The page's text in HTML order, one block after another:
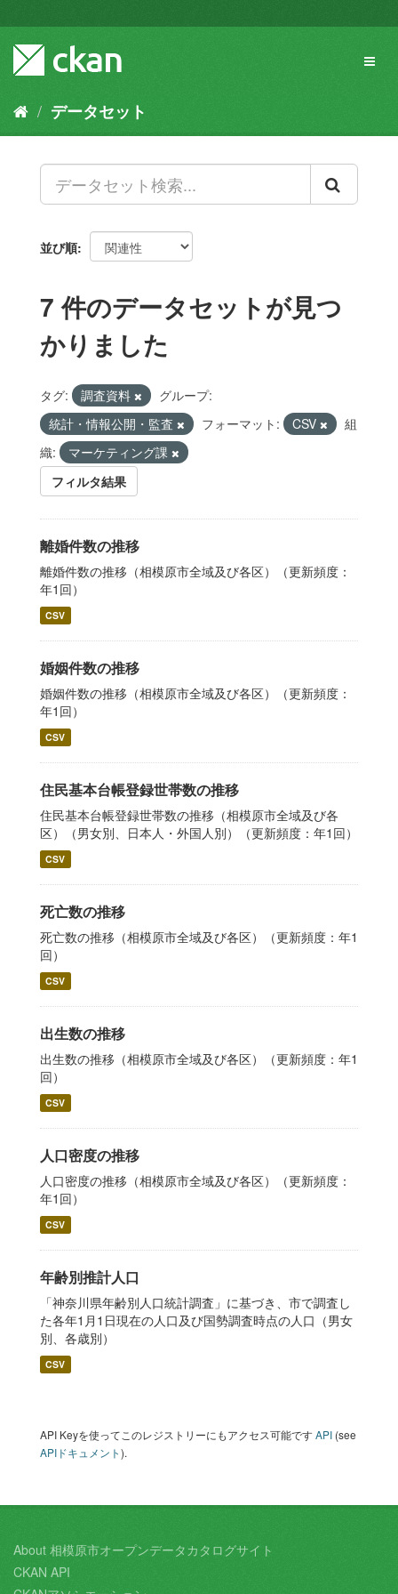
キ
容
データセット
並び順
7 件のデータセットが見つ
かりました
タグ: 調査資料
グループ:
統計・情報公開・監査
フォーマット: CSV
組
織:
マーケティング課
フィルタ結果
離婚件数の推移
離婚件数の推移（相模原市全域及び各区）（更新頻度：
年1回）
CSV
婚姻件数の推移
婚姻件数の推移（相模原市全域及び各区）（更新頻度：
年1回）
CSV
住民基本台帳登録世帯数の推移
住民基本台帳登録世帯数の推移（相模原市全域及び各
区）（男女別、日本人・外国人別）（更新頻度：年1回）
CSV
死亡数の推移
死亡数の推移（相模原市全域及び各区）（更新頻度：年1
回）
CSV
出生数の推移
出生数の推移（相模原市全域及び各区）（更新頻度：年1
回）
CSV
人口密度の推移
人口密度の推移（相模原市全域及び各区）（更新頻度：
年1回）
CSV
年齢別推計人口
「神奈川県年齢別人口統計調査」に基づき、市で調査し
た各年1月1日現在の人口及び国勢調査時点の人口（男女
別、各歳別）
CSV
API Keyを使ってこのレジストリーにもアクセス可能ですAPI (see
APIドキュメント).
About 相模原市オープンデータカタログサイト
CKAN API